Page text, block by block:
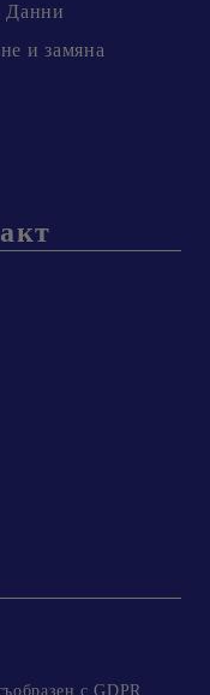
Данни
и замяна
с GDPR.